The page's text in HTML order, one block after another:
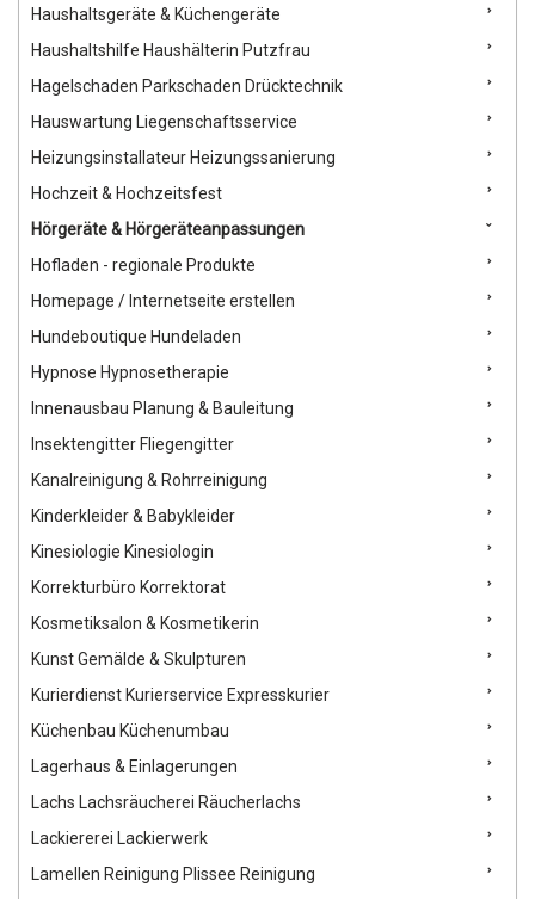
Haushaltsgeräte & Küchengeräte
Haushaltshilfe Haushälterin Putzfrau
Hagelschaden Parkschaden Drücktechnik
Hauswartung Liegenschaftsservice
Heizungsinstallateur Heizungssanierung
Hochzeit & Hochzeitsfest
Hörgeräte & Hörgeräteanpassungen
Hofladen - regionale Produkte
Homepage / Internetseite erstellen
Hundeboutique Hundeladen
Hypnose Hypnosetherapie
Innenausbau Planung & Bauleitung
Insektengitter Fliegengitter
Kanalreinigung & Rohrreinigung
Kinderkleider & Babykleider
Kinesiologie Kinesiologin
Korrekturbüro Korrektorat
Kosmetiksalon & Kosmetikerin
Kunst Gemälde & Skulpturen
Kurierdienst Kurierservice Expresskurier
Küchenbau Küchenumbau
Lagerhaus & Einlagerungen
Lachs Lachsräucherei Räucherlachs
Lackiererei Lackierwerk
Lamellen Reinigung Plissee Reinigung